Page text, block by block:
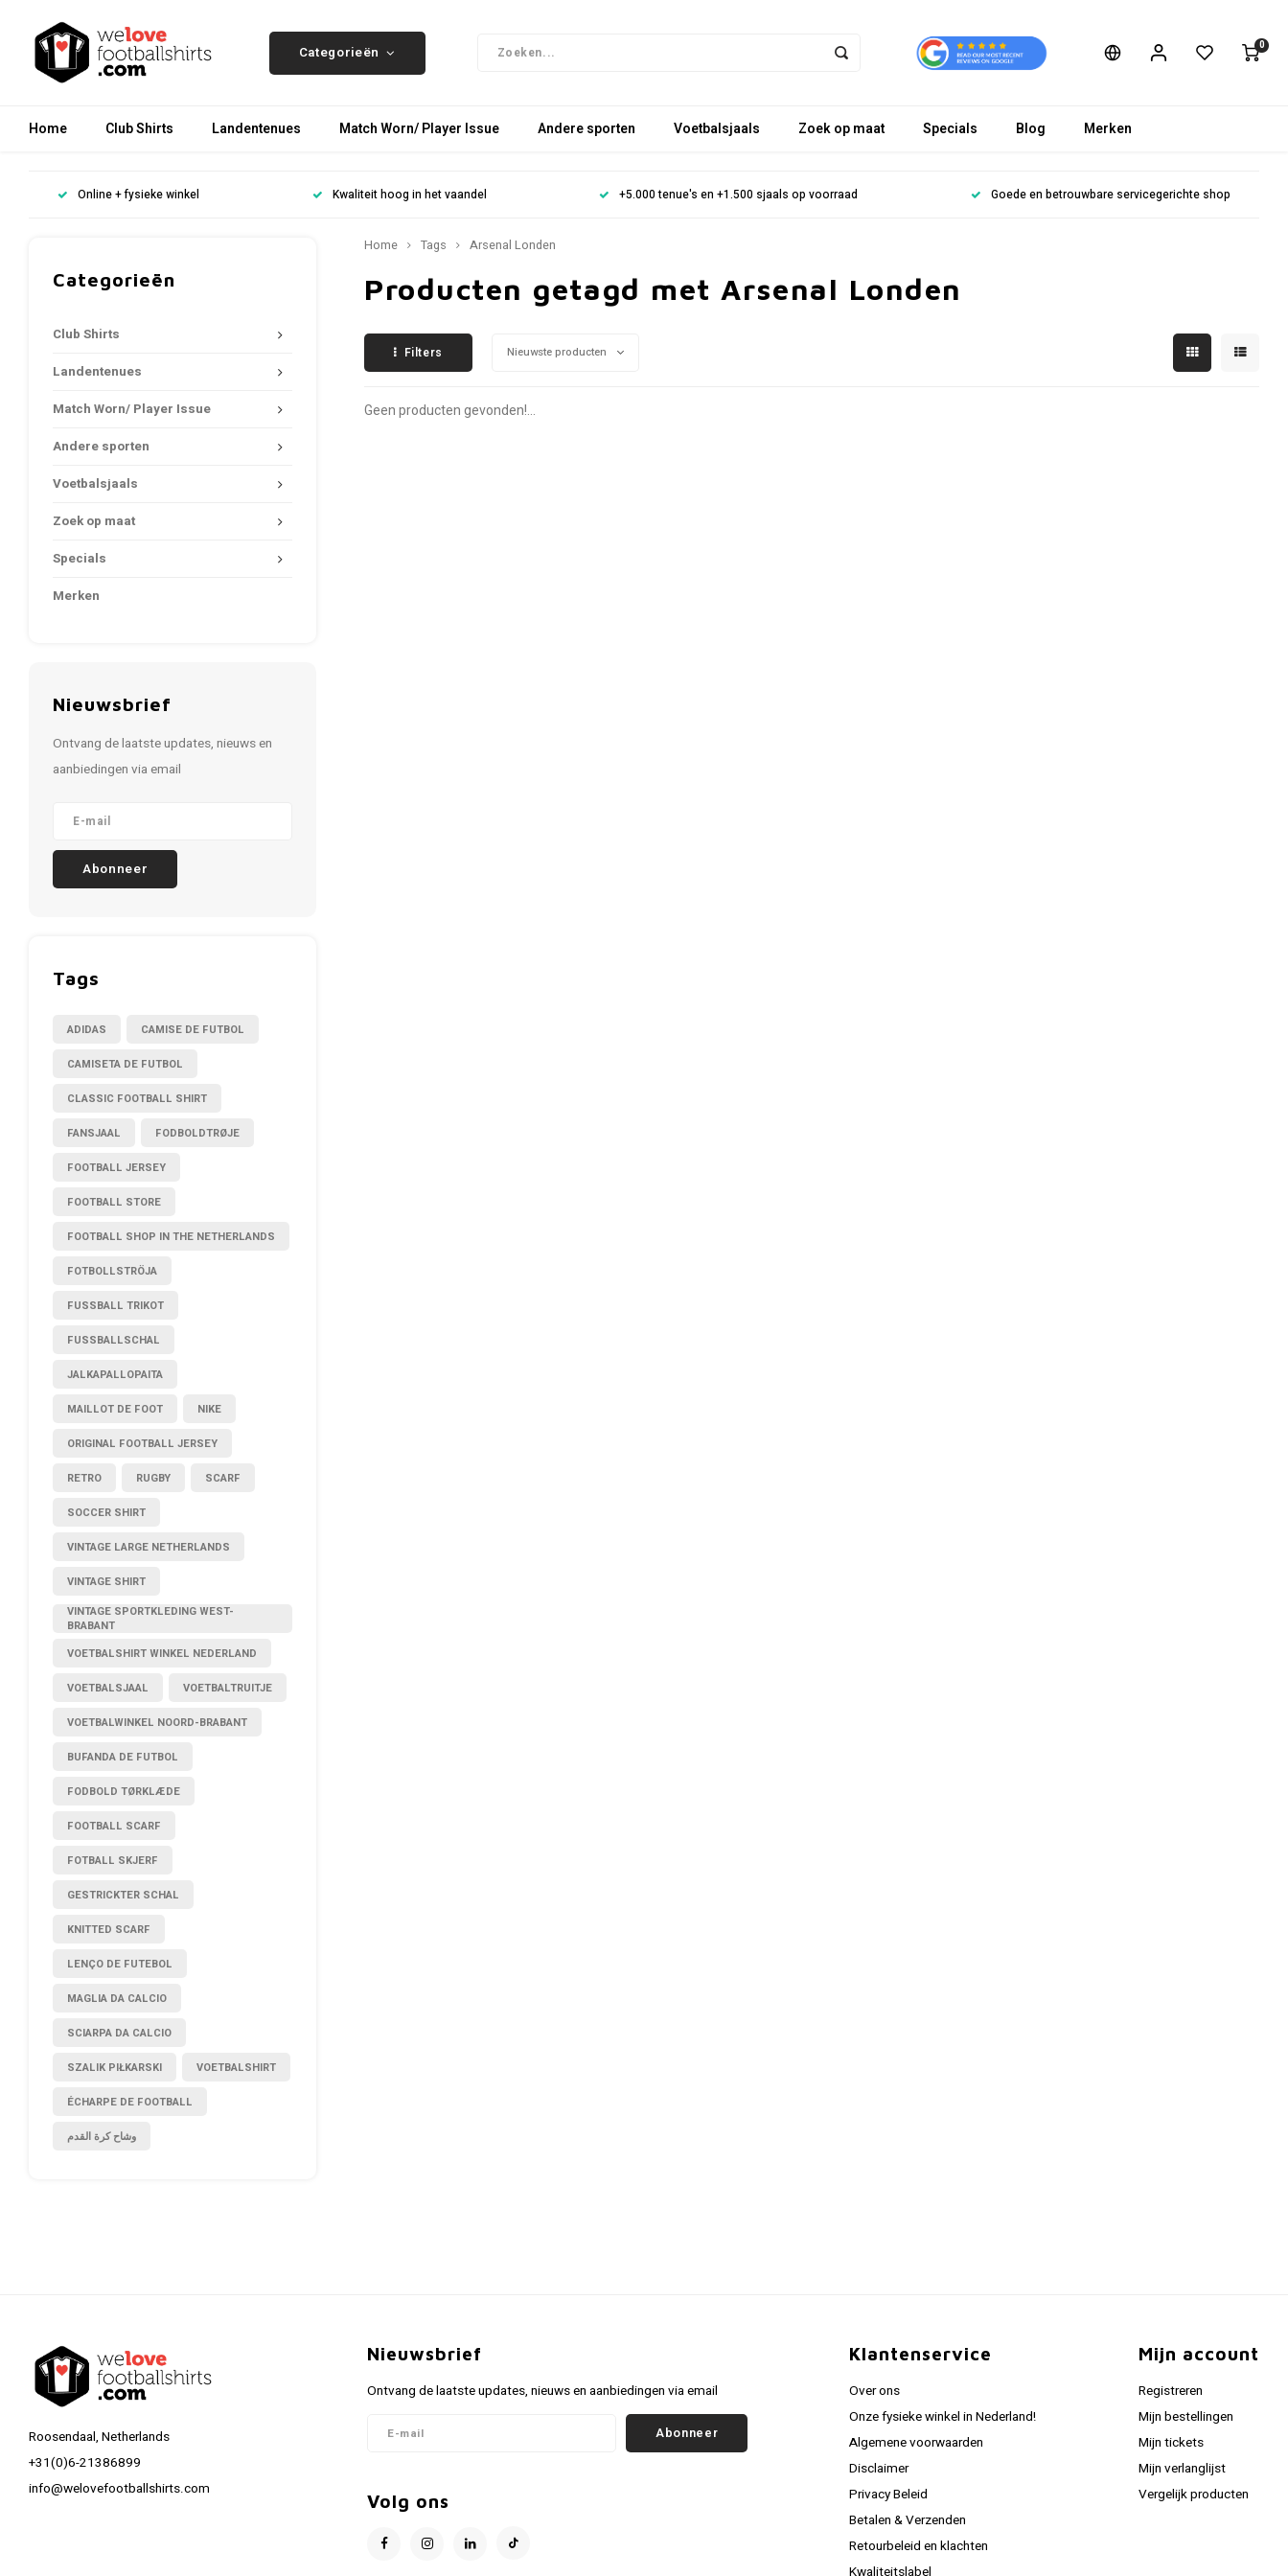
Categorieën 0
Home Club Shirts Landentenues Match Worn/ Player Issue Andere sporten Voetbalsjaals Zoek op maat Specials Blog Merken
Online + fysieke winkel Kwaliteit hoog in het vaandel +5.000 tenue's en +1.500 sjaals op voorraad Goede en betrouwbare servicegerichte shop
Categorieën
Club Shirts
Landentenues
Match Worn/ Player Issue
Andere sporten
Voetbalsjaals
Zoek op maat
Specials
Merken
Nieuwsbrief
Ontvang de laatste updates, nieuws en
aanbiedingen via email
Abonneer
Tags
ADIDAS CAMISE DE FUTBOL
CAMISETA DE FUTBOL
CLASSIC FOOTBALL SHIRT
FANSJAAL FODBOLDTRØJE
FOOTBALL JERSEY
FOOTBALL STORE
FOOTBALL SHOP IN THE NETHERLANDS
FOTBOLLSTRÖJA
FUSSBALL TRIKOT
FUSSBALLSCHAL
JALKAPALLOPAITA
MAILLOT DE FOOT NIKE
ORIGINAL FOOTBALL JERSEY
RETRO RUGBY SCARF
SOCCER SHIRT
VINTAGE LARGE NETHERLANDS
VINTAGE SHIRT
VINTAGE SPORTKLEDING WEST-
BRABANT
VOETBALSHIRT WINKEL NEDERLAND
VOETBALSJAAL VOETBALTRUITJE
VOETBALWINKEL NOORD-BRABANT
BUFANDA DE FUTBOL
FODBOLD TØRKLÆDE
FOOTBALL SCARF
FOTBALL SKJERF
GESTRICKTER SCHAL
KNITTED SCARF
LENÇO DE FUTEBOL
MAGLIA DA CALCIO
SCIARPA DA CALCIO
SZALIK PIŁKARSKI VOETBALSHIRT
ÉCHARPE DE FOOTBALL
وشاح كرة القدم
Home Tags Arsenal Londen
Producten getagd met Arsenal Londen
Filters Nieuwste producten
Geen producten gevonden!...
Roosendaal, Netherlands
+31(0)6-21386899
info@welovefootballshirts.com
Nieuwsbrief
Ontvang de laatste updates, nieuws en aanbiedingen via email
Abonneer
Volg ons
Klantenservice
Over ons
Onze fysieke winkel in Nederland!
Algemene voorwaarden
Disclaimer
Privacy Beleid
Betalen & Verzenden
Retourbeleid en klachten
Kwaliteitslabel
Mijn account
Registreren
Mijn bestellingen
Mijn tickets
Mijn verlanglijst
Vergelijk producten